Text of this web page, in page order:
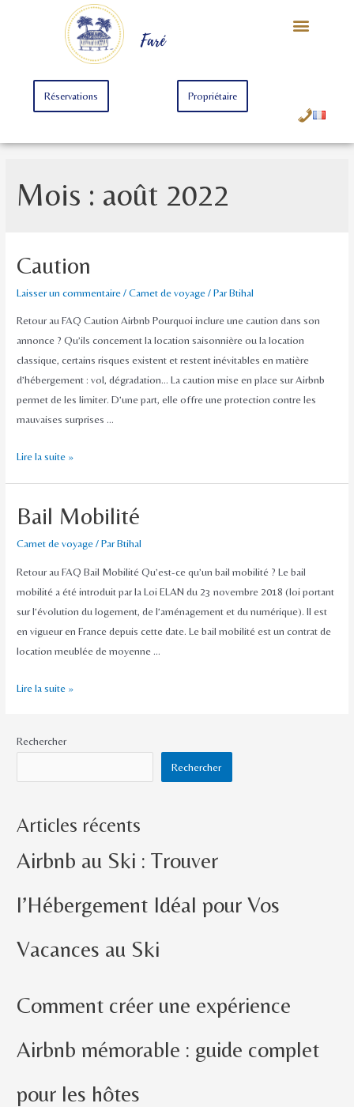
Faré
Réservations Propriétaire
Mois : août 2022
Caution
Laisser un commentaire/Carnet de voyage/ ParBtihal
Retour au FAQ Caution Airbnb Pourquoi inclure une caution dans son
annonce ? Qu’ils concernent la location saisonnière ou la location
classique, certains risques existent et restent inévitables en matière
d’hébergement : vol, dégradation… La caution mise en place sur Airbnb
permet de les limiter. D’une part, elle offre une protection contre les
mauvaises surprises …
Lire la suite »
Bail Mobilité
Carnet de voyage/ ParBtihal
Retour au FAQ Bail Mobilité Qu’est-ce qu’un bail mobilité ? Le bail
mobilité a été introduit par la Loi ELAN du 23 novembre 2018 (loi portant
sur l’évolution du logement, de l’aménagement et du numérique). Il est
en vigueur en France depuis cette date. Le bail mobilité est un contrat de
location meublée de moyenne …
Lire la suite »
Rechercher
Rechercher
Articles récents
Airbnb au Ski : Trouver
l’Hébergement Idéal pour Vos
Vacances au Ski
Comment créer une expérience
Airbnb mémorable : guide complet
pour les hôtes